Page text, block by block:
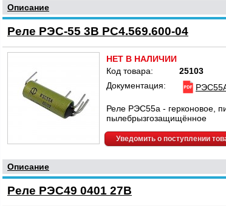
Описание
Реле РЭС-55 3В РС4.569.600-04
НЕТ В НАЛИЧИИ
Код товара:
25103
Документация:
Реле РЭС55а - герконовое,
пылебрызгозащищённое
Уведомить о поступлении
Описание
Реле РЭС49 0401 27В